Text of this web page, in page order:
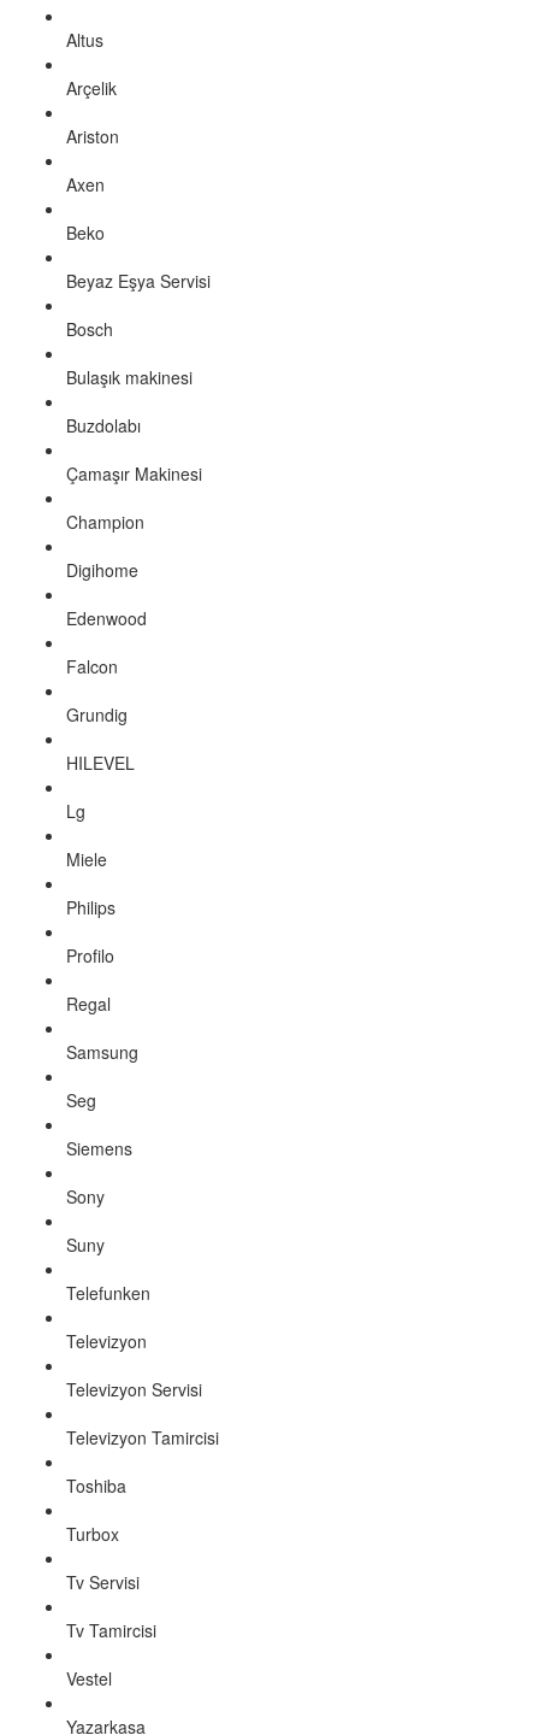
Altus
Arçelik
Ariston
Axen
Beko
Beyaz Eşya Servisi
Bosch
Bulaşık makinesi
Buzdolabı
Çamaşır Makinesi
Champion
Digihome
Edenwood
Falcon
Grundig
HILEVEL
Lg
Miele
Philips
Profilo
Regal
Samsung
Seg
Siemens
Sony
Suny
Telefunken
Televizyon
Televizyon Servisi
Televizyon Tamircisi
Toshiba
Turbox
Tv Servisi
Tv Tamircisi
Vestel
Yazarkasa